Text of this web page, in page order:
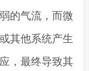
的气流，而微
其他系统产生
，最终导致其